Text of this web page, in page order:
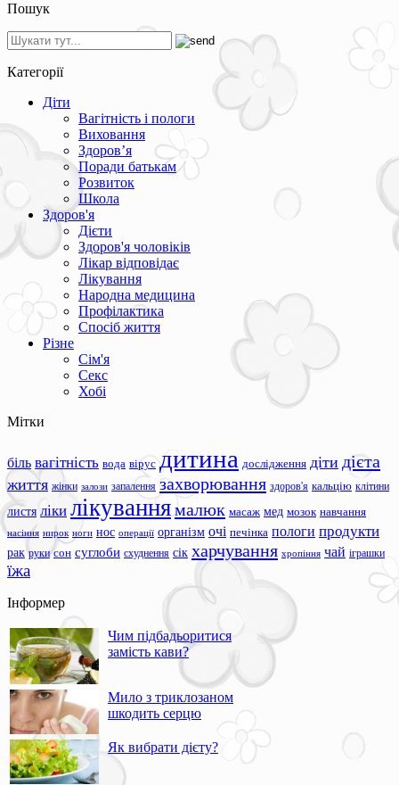
Пошук
Категорії
Діти
Вагітність і пологи
Виховання
Здоров’я
Поради батькам
Розвиток
Школа
Здоров'я
Дієти
Здоров'я чоловіків
Лікар відповідає
Лікування
Народна медицина
Профілактика
Спосіб життя
Різне
Сім'я
Секс
Хобі
Мітки
біль вагітність вода вірус дитина дослідження діти дієта
життя жінки залози запалення захворювання здоров'я кальцію клітини
листя ліки лікуваннямалюк масаж мед мозок навчання
насіння нирок ноги нос операції організм очі печінка пологи продукти
рак руки сон суглоби схуднення сік харчування хропіння чай іграшки
їжа
Інформер
Чим підбадьоритися
замість кави?
Мило з триклозаном
шкодить серцю
Як вибрати дієту?